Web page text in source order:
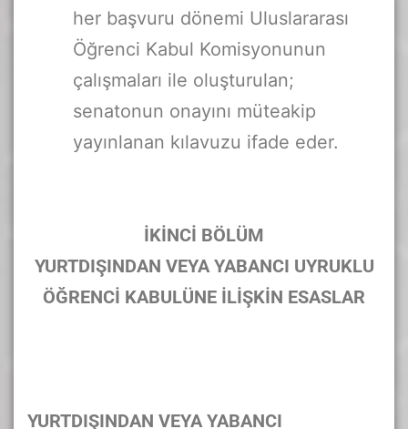
her başvuru dönemi Uluslararası
Öğrenci Kabul Komisyonunun
çalışmaları ile oluşturulan;
senatonun onayını müteakip
yayınlanan kılavuzu ifade eder.
İKİNCİ BÖLÜM
YURTDIŞINDAN VEYA YABANCI UYRUKLU
ÖĞRENCİ KABULÜNE İLİŞKİN ESASLAR
YURTDIŞINDAN VEYA YABANCI